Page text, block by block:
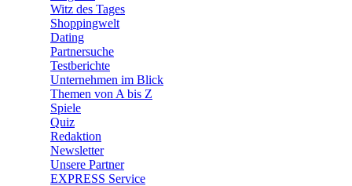
Witz des Tages
Shoppingwelt
Dating
Partnersuche
Testberichte
Unternehmen im Blick
Themen von A bis Z
Spiele
Quiz
Redaktion
Newsletter
Unsere Partner
EXPRESS Service